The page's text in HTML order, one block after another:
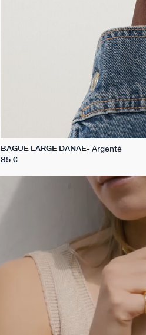
BAGUE LARGE DANAE Argenté
85 €